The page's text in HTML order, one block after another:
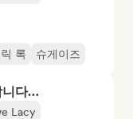
록 슈게이즈
니다…
Lacy